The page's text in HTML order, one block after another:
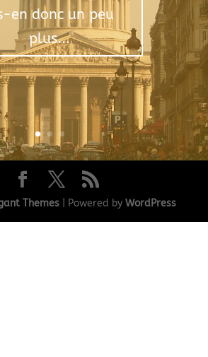
en donc un peu
plus...
Themes| Powered by WordPress